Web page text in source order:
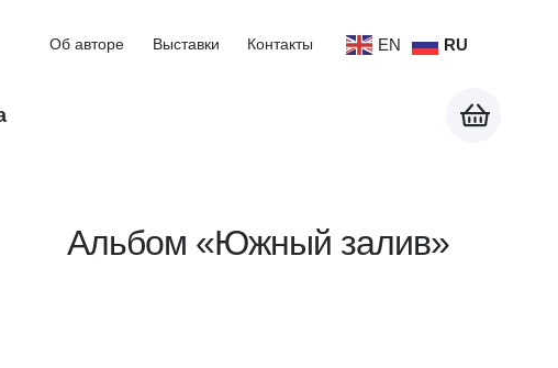
Об авторе Выставки Контакты EN RU
Альбом «Южный залив»